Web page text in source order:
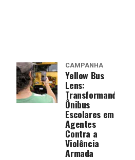
CAMPANHA
Yellow Bus
Lens:
Transformando
Ônibus
Escolares em
Agentes
Contra a
Violência
Armada